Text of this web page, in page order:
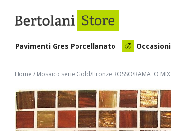
Pavimenti Gres Porcellanato Occasioni
Home / Mosaico serie Gold/Bronze ROSSO/RAMATO MIX